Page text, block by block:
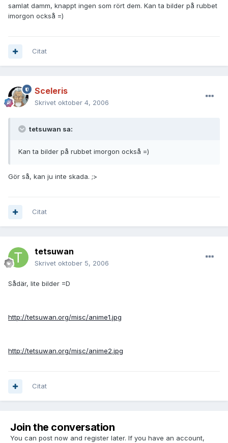
samlat damm, knappt ingen som rört dem. Kan ta bilder på rubbet
imorgon också =)
Citat
Sceleris
Skrivet oktober 4, 2006
tetsuwan sa:
Kan ta bilder på rubbet imorgon också =)
Gör så, kan ju inte skada. ;>
Citat
tetsuwan
Skrivet oktober 5, 2006
Sådär, lite bilder =D
http://tetsuwan.org/misc/anime1.jpg
http://tetsuwan.org/misc/anime2.jpg
Citat
Join the conversation
You can post now and register later. If you have an account,